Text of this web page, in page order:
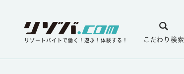
リゾートバイトで働く！遊ぶ！体験する！ こだわり検索